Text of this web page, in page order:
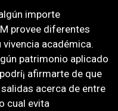
importe
provee diferentes
académica.
patrimonio aplicado
afirmarte de que
acerca de entre
cual evita